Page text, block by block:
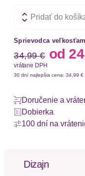
Pridať do
Sprievodca
Stará cena
34,99 € od
vrátane DPH
30 dní najlepšia cena: 34,99 €
Doručenie a
Dobierka
100 dní na
Dizajn